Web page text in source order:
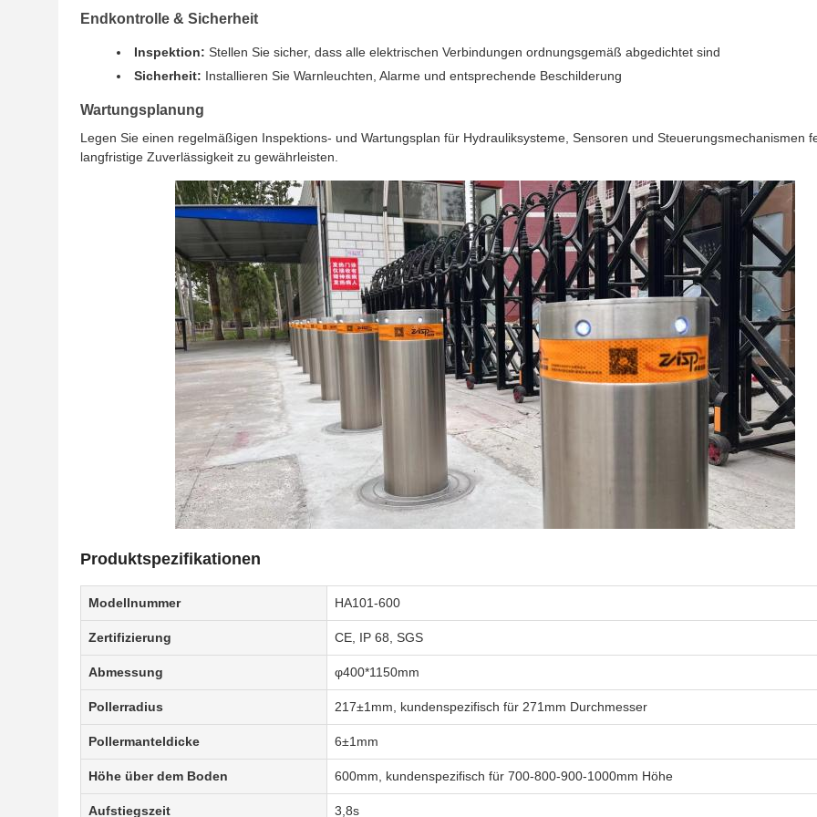
Endkontrolle & Sicherheit
Inspektion: Stellen Sie sicher, dass alle elektrischen Verbindungen ordnungsgemäß abgedichtet sind
Sicherheit: Installieren Sie Warnleuchten, Alarme und entsprechende Beschilderung
Wartungsplanung
Legen Sie einen regelmäßigen Inspektions- und Wartungsplan für Hydrauliksysteme, Sensoren und Steuerungsmechanismen
langfristige Zuverlässigkeit zu gewährleisten.
Produktspezifikationen
Modellnummer HA101-600
Zertifizierung CE, IP 68, SGS
Abmessung φ400*1150mm
Pollerradius 217±1mm, kundenspezifisch für 271mm Durchmesser
Pollermanteldicke 6±1mm
Höhe über dem Boden 600mm, kundenspezifisch für 700-800-900-1000mm Höhe
Aufstiegszeit 3,8s